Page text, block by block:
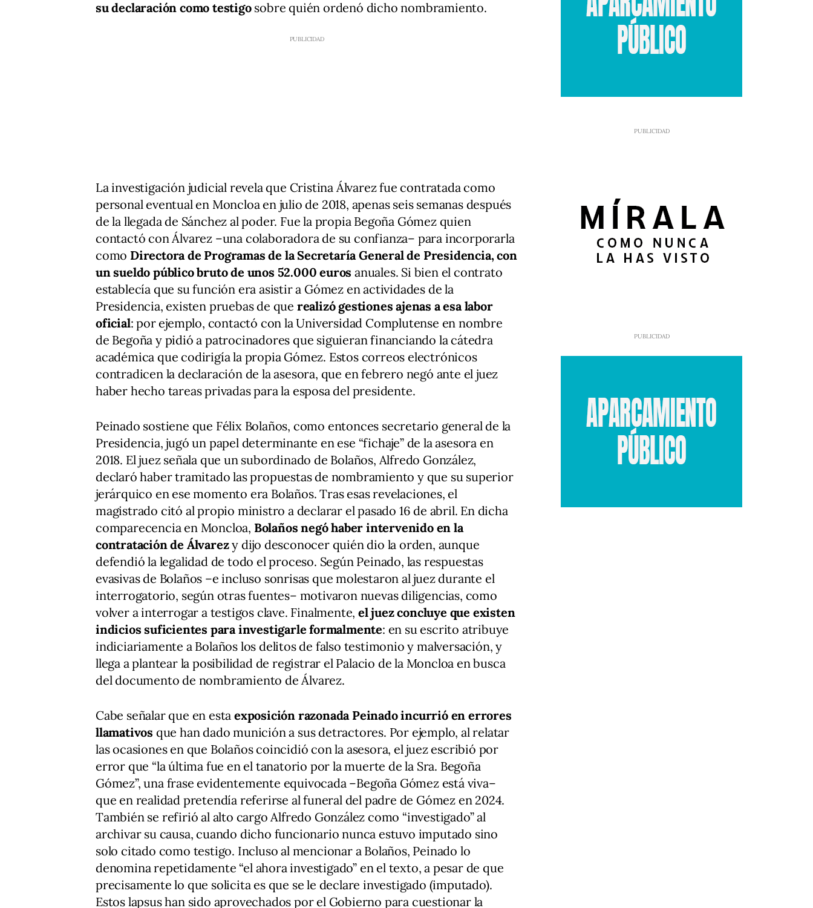
su declaración como testigosobre quién ordenó dicho nombramiento.
La investigación judicial revela que Cristina Álvarez fue contratada como
personal eventual en Moncloa en julio de 2018, apenas seis semanas después
de la llegada de Sánchez al poder. Fue la propia Begoña Gómez quien
contactó con Álvarez –una colaboradora de su confianza– para incorporarla
como Directora de Programas de la Secretaría General de Presidencia, con
un sueldo público bruto de unos 52.000 euros anuales. Si bien el contrato
establecía que su función era asistir a Gómez en actividades de la
Presidencia, existen pruebas de que realizó gestiones ajenas a esa labor
oficial: por ejemplo, contactó con la Universidad Complutense en nombre
de Begoña y pidió a patrocinadores que siguieran financiando la cátedra
académica que codirigía la propia Gómez. Estos correos electrónicos
contradicen la declaración de la asesora, que en febrero negó ante el juez
haber hecho tareas privadas para la esposa del presidente.
Peinado sostiene que Félix Bolaños, como entonces secretario general de la
Presidencia, jugó un papel determinante en ese “fichaje” de la asesora en
2018. El juez señala que un subordinado de Bolaños, Alfredo González,
declaró haber tramitado las propuestas de nombramiento y que su superior
jerárquico en ese momento era Bolaños. Tras esas revelaciones, el
magistrado citó al propio ministro a declarar el pasado 16 de abril. En dicha
comparecencia en Moncloa, Bolaños negó haber intervenido en la
contratación de Álvarezy dijo desconocer quién dio la orden, aunque
defendió la legalidad de todo el proceso. Según Peinado, las respuestas
evasivas de Bolaños –e incluso sonrisas que molestaron al juez durante el
interrogatorio, según otras fuentes– motivaron nuevas diligencias, como
volver a interrogar a testigos clave. Finalmente, el juez concluye que existen
indicios suficientes para investigarle formalmente: en su escrito atribuye
indiciariamente a Bolaños los delitos de falso testimonio y malversación, y
llega a plantear la posibilidad de registrar el Palacio de la Moncloa en busca
del documento de nombramiento de Álvarez.
Cabe señalar que en esta exposición razonada Peinado incurrió en errores
llamativos que han dado munición a sus detractores. Por ejemplo, al relatar
las ocasiones en que Bolaños coincidió con la asesora, el juez escribió por
error que “la última fue en el tanatorio por la muerte de la Sra. Begoña
Gómez”, una frase evidentemente equivocada –Begoña Gómez está viva–
que en realidad pretendía referirse al funeral del padre de Gómez en 2024.
También se refirió al alto cargo Alfredo González como “investigado” al
archivar su causa, cuando dicho funcionario nunca estuvo imputado sino
solo citado como testigo. Incluso al mencionar a Bolaños, Peinado lo
denomina repetidamente “el ahora investigado” en el texto, a pesar de que
precisamente lo que solicita es que se le declare investigado (imputado).
Estos lapsus han sido aprovechados por el Gobierno para cuestionar la